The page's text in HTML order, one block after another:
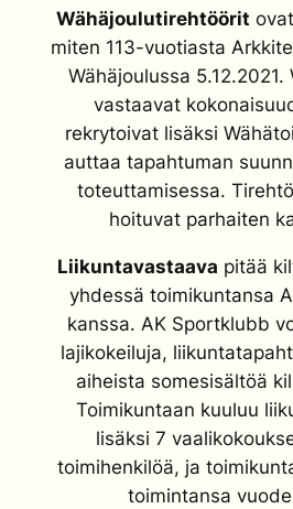
Wähäjoulutirehtöörit
miten 113-vuotiasta
Wähäjoulussa
vastaavat
rekrytoivat lisäksi
auttaa tapahtuman
toteuttamisessa.
hoituvat parhaiten
Liikuntavastaava pitää
yhdessä toimikuntansa
kanssa. AK Sportklubb
lajikokeiluja,
aiheista somesisältöä
Toimikuntaan kuuluu
lisäksi 7
toimihenkilöä, ja
toimintansa